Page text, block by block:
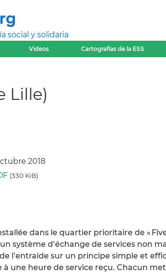
social y solidaria
Videos Cartografías de la ESS
Lille)
2018
(330 KiB)
dans le quartier prioritaire de «
système d’échange de services non
l’entraide sur un principe simple et
une heure de service reçu. Chacun